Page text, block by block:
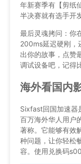
年新赛季有【剪纸
半决赛就有选手开
最后灵魂拷问：你
200ms延迟硬刚，
出你的故事，点赞
调试设备吧，记得
海外看国内
Sixfast回国加速器
百万海外华人用户
著称。它能够有效
种问题，让你轻松
容。使用兑换码